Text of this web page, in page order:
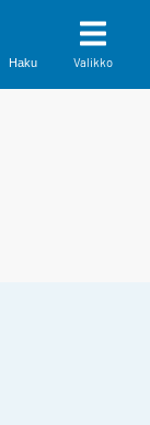
Haku Valikko